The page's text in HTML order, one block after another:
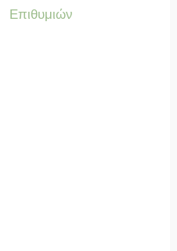
Επιθυμιών